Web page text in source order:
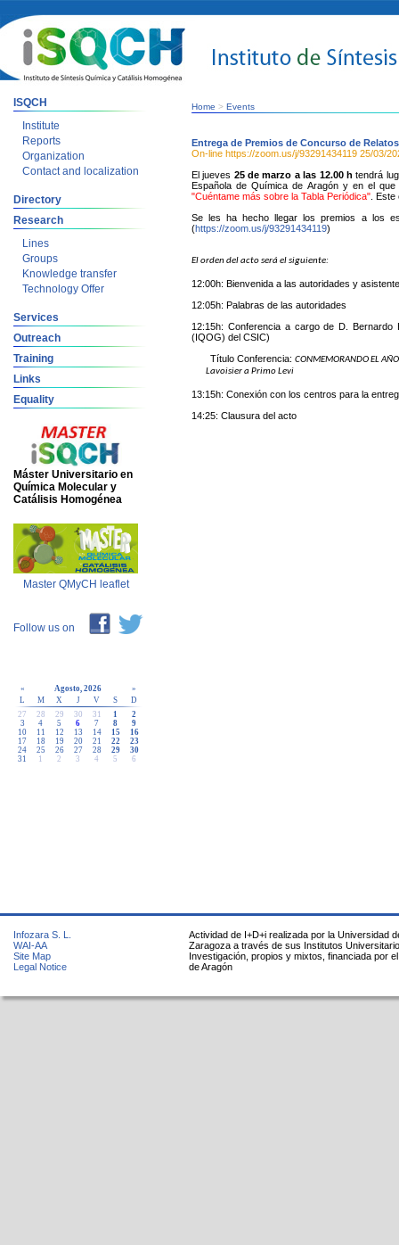
ISQCH
Institute
Reports
Organization
Contact and localization
Directory
Research
Lines
Groups
Knowledge transfer
Technology Offer
Services
Outreach
Training
Links
Equality
Máster Universitario en
Química Molecular y
Catálisis Homogénea
Master QMyCH leaflet
Follow us on
« Agosto, 2026
»
L
M X J V S
D
27
28 29 30 31 1
2
3
4 5 6 7 8
9
10
11 12 13 14 15
16
17
18 19 20 21 22
23
24
25 26 27 28 29
30
31
1 2 3 4 5 6
Home > Events
Entrega de Premios de Concurso de
On-line https://zoom.us/j/93291434119 25/03/
El jueves 25 de marzo a las 12.00 h tendrá
Española de Química de Aragón y en el
"Cuéntame más sobre la Tabla Periódica" .
Se les ha hecho llegar los premios a los
(https://zoom.us/j/93291434119)
El orden del acto será el siguiente:
12:00h: Bienvenida a las autoridades y
12:05h: Palabras de las autoridades
12:15h: Conferencia a cargo de D.
(IQOG) del CSIC)
Título Conferencia: CONMEMORANDO EL
Lavoisier a Primo Levi
13:15h: Conexión con los centros para la
14:25: Clausura del acto
Infozara S. L.
WAI-AA
Site Map
Legal Notice
Actividad de I+D+i realizada por la Universidad
Zaragoza a través de sus Institutos
Investigación, propios y mixtos, financiada por
de Aragón